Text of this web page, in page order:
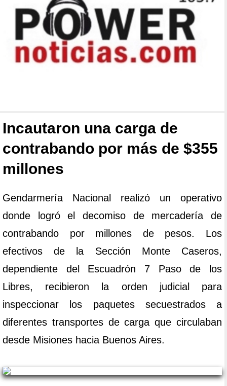
Incautaron una carga de
contrabando por más de $355
millones
Gendarmería Nacional realizó un operativo
donde logró el decomiso de mercadería de
contrabando por millones de pesos. Los
efectivos de la Sección Monte Caseros,
dependiente del Escuadrón 7 Paso de los
Libres, recibieron la orden judicial para
inspeccionar los paquetes secuestrados a
diferentes transportes de carga que circulaban
desde Misiones hacia Buenos Aires.